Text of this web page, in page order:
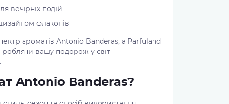
вечірніх подій
флаконів
ароматів Antonio Banderas, а Parfuland
роблячи вашу подорож у світ
Antonio Banderas?